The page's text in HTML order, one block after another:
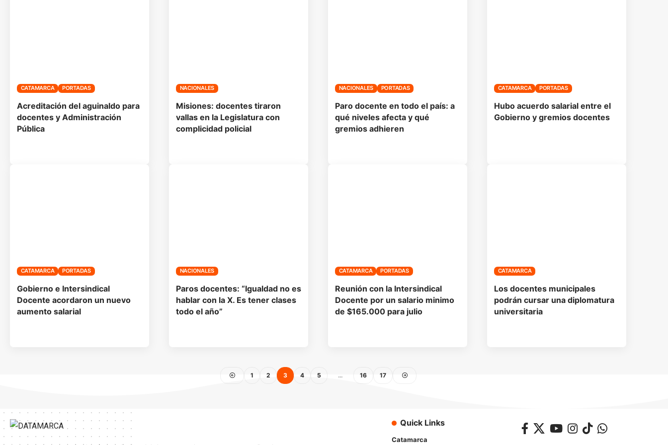
CATAMARCA PORTADAS
Acreditación del aguinaldo para
docentes y Administración
Pública
NACIONALES
Misiones: docentes tiraron
vallas en la Legislatura con
complicidad policial
NACIONALES PORTADAS
Paro docente en todo el país: a
qué niveles afecta y qué
gremios adhieren
CATAMARCA PORTADAS
Hubo acuerdo salarial entre el
Gobierno y gremios docentes
CATAMARCA PORTADAS
Gobierno e Intersindical
Docente acordaron un nuevo
aumento salarial
NACIONALES
Paros docentes: “Igualdad no es
hablar con la X. Es tener clases
todo el año”
CATAMARCA PORTADAS
Reunión con la Intersindical
Docente por un salario minimo
de $165.000 para julio
CATAMARCA
Los docentes municipales
podrán cursar una diplomatura
universitaria
1 2 3 4 5 … 16 17
Quick Links
Catamarca